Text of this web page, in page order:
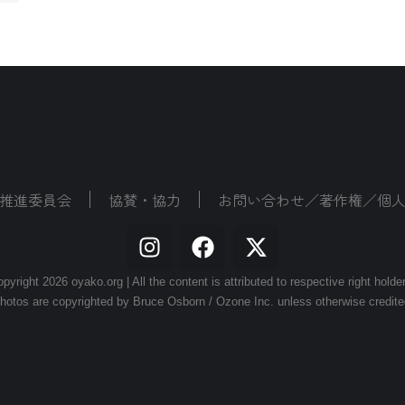
進委員会 協賛・協力 お問い合わせ／著作権／個
2026 oyako.org | All the content is attributed to respective right
are copyrighted by Bruce Osborn / Ozone Inc. unless otherwise